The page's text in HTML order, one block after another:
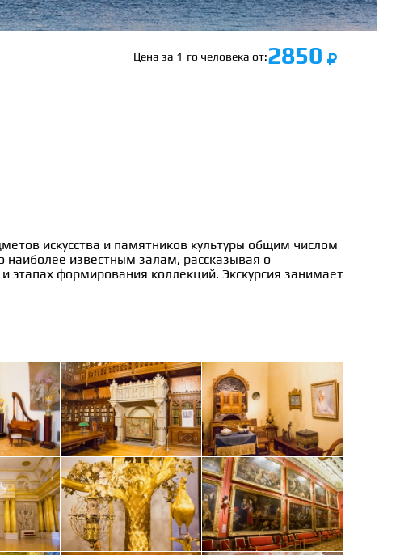
Цена за 1-го человека от:2850
искусства и памятников культуры общим числом
наиболее известным залам, рассказывая о
этапах формирования коллекций. Экскурсия занимает